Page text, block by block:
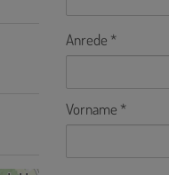
Anrede
Vorname